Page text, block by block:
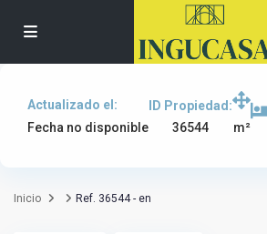
Actualizado el:
Fecha no disponible
ID Propiedad:
36544
m²
Inicio Ref. 36544 - en